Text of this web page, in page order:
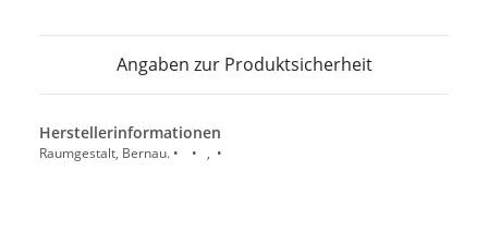
Angaben zur Produktsicherheit
Herstellerinformationen
Raumgestalt, Bernau. • • , •